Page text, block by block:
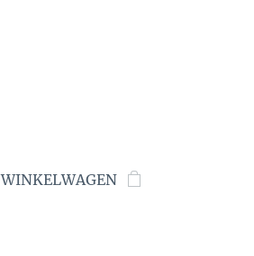
WINKELWAGEN